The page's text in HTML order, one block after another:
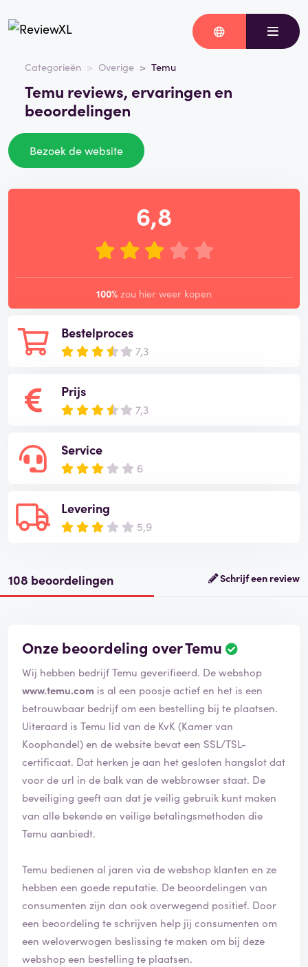
Categorieën Overige Temu
Temu reviews, ervaringen en
beoordelingen
Bezoek de website
Bestelproces
7,3
Prijs
7,3
Service
6
Levering
5,9
6,8
100% zou hier weer kopen
108 beoordelingen Schrijf een review
Onze beoordeling over Temu
B
o
o
r
d
l
i
n
i
s
e
r
i
f
i
e
Wij hebben bedrijf Temu geverifieerd. De webshop
www.temu.com is al een poosje actief en het is een
betrouwbaar bedrijf om een bestelling bij te plaatsen.
Uiteraard is Temu lid van de KvK (Kamer van
Koophandel) en de website bevat een SSL/TSL-
certificaat. Dat herken je aan het gesloten hangslot dat
voor de url in de balk van de webbrowser staat. De
beveiliging geeft aan dat je veilig gebruik kunt maken
van alle bekende en veilige betalingsmethoden die
Temu aanbiedt.
Temu bedienen al jaren via de webshop klanten en ze
hebben een goede reputatie. De beoordelingen van
consumenten zijn dan ook overwegend positief. Door
een beoordeling te schrijven help jij consumenten om
een weloverwogen beslissing te maken om bij deze
webshop een bestelling te plaatsen.